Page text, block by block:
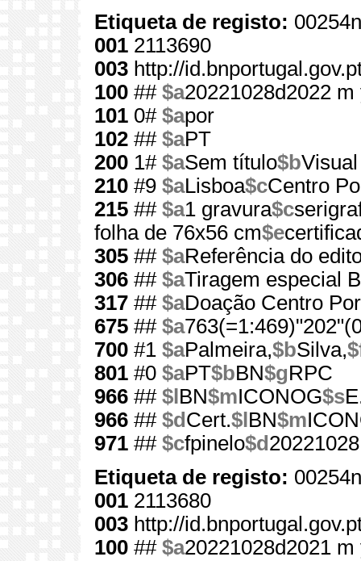
Etiqueta de registo:
001 2113690
003 http://
100 ## $a20221028d2022
101 0# $apor
102 ## $aPT
200 1# $aSem título$b
210 #9 $aLisboa$cCentro
215 ## $a1 gravura$c
folha de 76x56 cm$e
305 ## $aReferência do
306 ## $aTiragem especial
317 ## $aDoação Centro
675 ## $a
700 #1 $aPalmeira,$bSilva,
801 #0 $aPT$bBN$gRPC
966 ## $l BN$mICONOG$s
966 ## $d Cert.$l BN$m
971 ## $cfpinelo$d 20221028
Etiqueta de registo:
001 2113680
003 http://
100 ## $a20221028d2021